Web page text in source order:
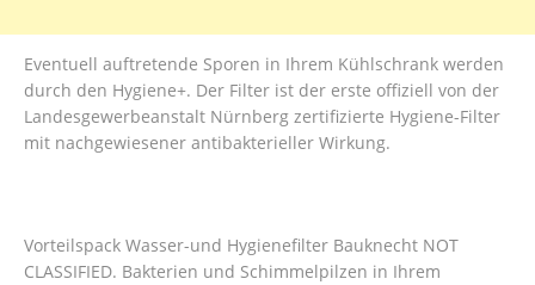
Eventuell auftretende Sporen in Ihrem Kühlschrank werden
durch den Hygiene+. Der Filter ist der erste offiziell von der
Landesgewerbeanstalt Nürnberg zertifizierte Hygiene-Filter
mit nachgewiesener antibakterieller Wirkung.
Vorteilspack Wasser-und Hygienefilter Bauknecht NOT
CLASSIFIED. Bakterien und Schimmelpilzen in Ihrem